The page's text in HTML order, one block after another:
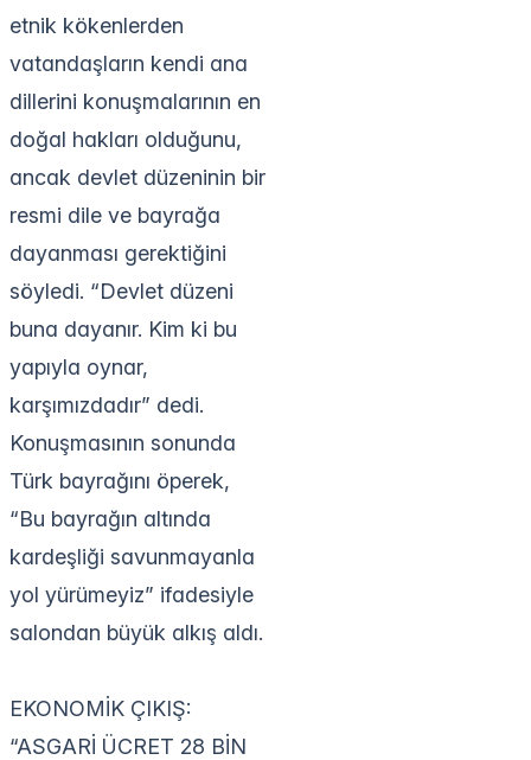
etnik kökenlerden
vatandaşların kendi ana
dillerini konuşmalarının en
doğal hakları olduğunu,
ancak devlet düzeninin bir
resmi dile ve bayrağa
dayanması gerektiğini
söyledi. “Devlet düzeni
buna dayanır. Kim ki bu
yapıyla oynar,
karşımızdadır” dedi.
Konuşmasının sonunda
Türk bayrağını öperek,
“Bu bayrağın altında
kardeşliği savunmayanla
yol yürümeyiz” ifadesiyle
salondan büyük alkış aldı.
EKONOMİK ÇIKIŞ:
“ASGARİ ÜCRET 28 BİN